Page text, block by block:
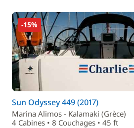
-15%
Sun Odyssey 449 (2017)
Marina Alimos - Kalamaki (Grèce)
4 Cabines • 8 Couchages • 45 ft